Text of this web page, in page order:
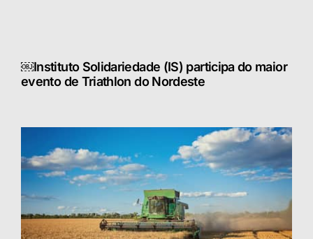
￼Instituto Solidariedade (IS) participa do maior
evento de Triathlon do Nordeste